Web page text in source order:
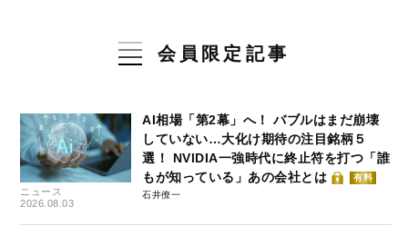
会員限定記事
ニュース
2026.08.03
AI相場「第2幕」へ！ バブルはまだ崩壊
していない…大化け期待の注目銘柄５
選！ NVIDIA一強時代に終止符を打つ「誰
もが知っている」あの会社とは
有料
石井僚一